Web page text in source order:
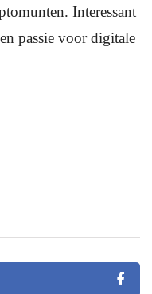
Interessant
passie voor digitale